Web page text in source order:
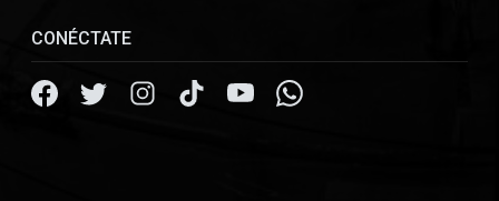
CONÉCTATE